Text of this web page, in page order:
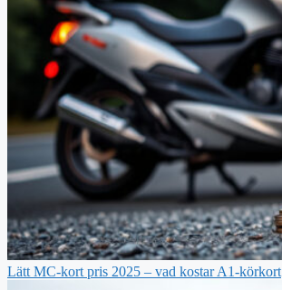
Lätt MC-kort pris 2025 – vad kostar A1-körkort